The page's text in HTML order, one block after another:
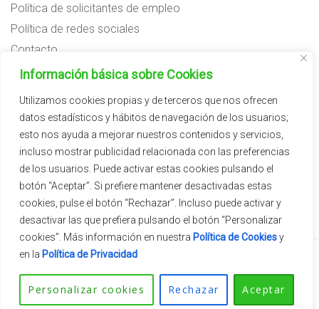
Información básica sobre Cookies
Utilizamos cookies propias y de terceros que nos ofrecen
datos estadísticos y hábitos de navegación de los usuarios;
esto nos ayuda a mejorar nuestros contenidos y servicios,
incluso mostrar publicidad relacionada con las preferencias
de los usuarios. Puede activar estas cookies pulsando el
botón “Aceptar”. Si prefiere mantener desactivadas estas
cookies, pulse el botón “Rechazar”. Incluso puede activar y
desactivar las que prefiera pulsando el botón “Personalizar
cookies”. Más información en nuestra Política de Cookiesy
en la Política de Privacidad
Personalizar cookies Rechazar Aceptar
Política de solicitantes de empleo
Política de redes sociales
Contacto
Preguntas frecuentes
Subvenciones
2026 © Vivercid. Tema deSiteOrigin